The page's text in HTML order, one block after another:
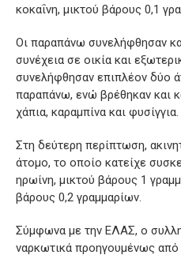
κοκαΐνη, μικτού βάρους 0,1
Οι παραπάνω συνελήφθησαν
συνέχεια σε οικία και
συνελήφθησαν επιπλέον δύο
παραπάνω, ενώ βρέθηκαν και
χάπια, καραμπίνα και φυσίγγια.
Στη δεύτερη περίπτωση,
άτομο, το οποίο κατείχε
ηρωίνη, μικτού βάρους 1
βάρους 0,2 γραμμαρίων.
Σύμφωνα με την ΕΛΑΣ, ο
ναρκωτικά προηγουμένως από